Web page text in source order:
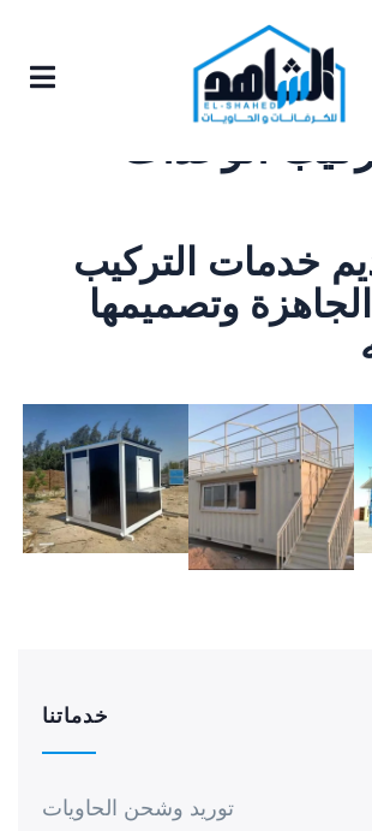
الوحدات
خدمات التركيب
وتصميمها
خدماتنا
​توريد وشحن الحاويات